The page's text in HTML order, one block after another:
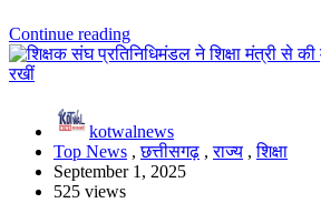
Continue reading
kotwalnews
Top News ,छत्तीसगढ़ ,राज्य ,शिक्षा
September 1, 2025
525 views